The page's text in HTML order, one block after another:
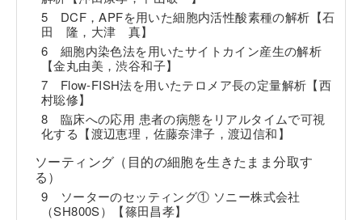
5 DCF，APFを用いた細胞内活性酸素種の解析【石
田 隆，大津 真】
6 細胞内染色法を用いたサイトカイン産生の解析
【金丸由美，渋谷和子】
7 Flow-FISH法を用いたテロメア長の定量解析【西
村聡修】
8 臨床への応用 患者の病態をリアルタイムで可視
化する【渡辺恵理，佐藤奈津子，渡辺信和】
ソーティング（目的の細胞を生きたまま分取す
る）
9 ソーターのセッティング① ソニー株式会社
（SH800S）【篠田昌孝】